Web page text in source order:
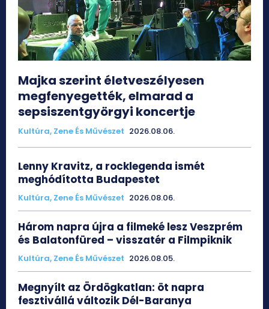
Majka szerint életveszélyesen
megfenyegették, elmarad a
sepsiszentgyörgyi koncertje
Kultúra, Zene És Művészet 2026.08.06.
Lenny Kravitz, a rocklegenda ismét
meghódította Budapestet
Kultúra, Zene És Művészet 2026.08.06.
Három napra újra a filmeké lesz Veszprém
és Balatonfüred – visszatér a Filmpiknik
Kultúra, Zene És Művészet 2026.08.05.
Megnyílt az Ördögkatlan: öt napra
fesztivállá változik Dél-Baranya